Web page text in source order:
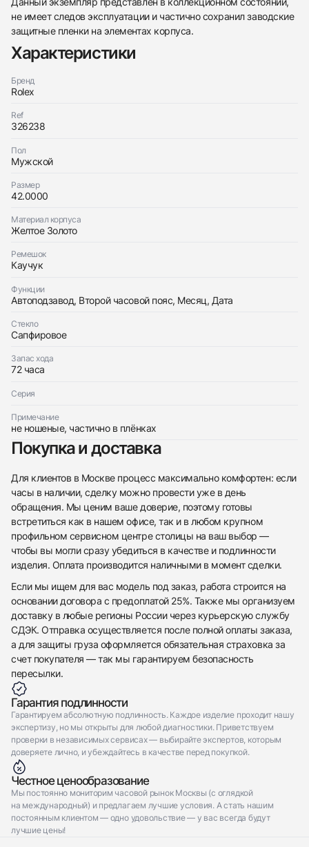
не имеет следов эксплуатации и частично сохранил заводские
защитные пленки на элементах корпуса.
Характеристики
Бренд
Rolex
Ref
326238
Пол
Мужской
Размер
42.0000
Материал корпуса
Желтое Золото
Ремешок
Каучук
Функции
Автоподзавод, Второй часовой пояс, Месяц, Дата
Стекло
Сапфировое
Запас хода
72 часа
Серия
Примечание
не ношеные, частично в плёнках
Покупка и доставка
Для клиентов в Москве процесс максимально комфортен: если
часы в наличии, сделку можно провести уже в день
обращения. Мы ценим ваше доверие, поэтому готовы
встретиться как в нашем офисе, так и в любом крупном
профильном сервисном центре столицы на ваш выбор —
чтобы вы могли сразу убедиться в качестве и подлинности
изделия. Оплата производится наличными в момент сделки.
Если мы ищем для вас модель под заказ, работа строится на
основании договора с предоплатой 25%. Также мы организуем
доставку в любые регионы России через курьерскую службу
СДЭК. Отправка осуществляется после полной оплаты заказа,
а для защиты груза оформляется обязательная страховка за
счет покупателя — так мы гарантируем безопасность
пересылки.
Гарантия подлинности
Гарантируем абсолютную подлинность. Каждое изделие проходит нашу
экспертизу, но мы открыты для любой диагностики. Приветствуем
проверки в независимых сервисах — выбирайте экспертов, которым
доверяете лично, и убеждайтесь в качестве перед покупкой.
Честное ценообразование
Мы постоянно мониторим часовой рынок Москвы (с оглядкой
на международный) и предлагаем лучшие условия. А стать нашим
постоянным клиентом — одно удовольствие — у вас всегда будут
лучшие цены!
Заказать эти часы
с вами
Трейд-ин часов
Оставьте ваши контактные данные и мы свяжемся
с вами
Отправить заявку